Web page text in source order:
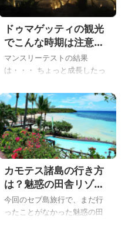
ドゥマゲッティの観光
でこんな時期は注意！
ポイントとフェリー情
報を紹介するよ
マンスリーテストの結果
は・・・ ちょっと成長したっ
い・・・(ﾉω｀●) マンスリー
テストの話はコチラ そして先
週は4連休、今週は3連休とい
うことで旅行したり遊んだり
しております♪ おかげで今週の
授業は毎日疲れと眠たさ
が・・・(； ･`д･´) 語学学校
の友達とフィリピンを旅して
みよう！韓国人、日本人で行
く？ 出発の朝は虹が出て
た！！いい事があるか！？波
カモテス諸島の行き方
は？魅惑の田舎リゾー
トを満喫する為の情報
を紹介するよ
今回のセブ島旅行で、まだ行
ったことがなかった魅惑の田